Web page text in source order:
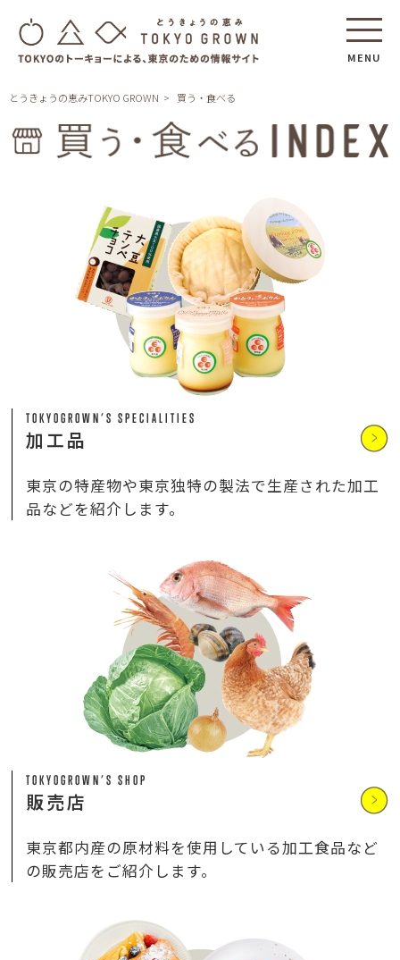
MENU
とうきょうの恵みTOKYO GROWN 買う・食べる
TOKYOGROWN’S SPECIALITIES
加工品
東京の特産物や東京独特の製法で生産された加工
品などを紹介します。
TOKYOGROWN’S SHOP
販売店
東京都内産の原材料を使用している加工食品など
の販売店をご紹介します。